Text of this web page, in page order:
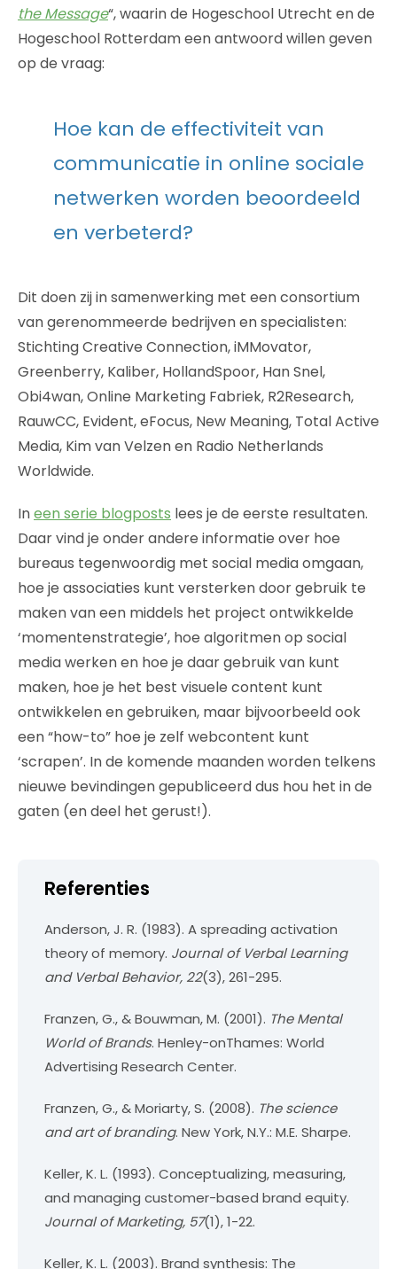
the Message“, waarin de Hogeschool Utrecht en de
Hogeschool Rotterdam een antwoord willen geven
op de vraag:
Hoe kan de effectiviteit van
communicatie in online sociale
netwerken worden beoordeeld
en verbeterd?
Dit doen zij in samenwerking met een consortium
van gerenommeerde bedrijven en specialisten:
Stichting Creative Connection, iMMovator,
Greenberry, Kaliber, HollandSpoor, Han Snel,
Obi4wan, Online Marketing Fabriek, R2Research,
RauwCC, Evident, eFocus, New Meaning, Total Active
Media, Kim van Velzen en Radio Netherlands
Worldwide.
Ineen serie blogposts lees je de eerste resultaten.
Daar vind je onder andere informatie over hoe
bureaus tegenwoordig met social media omgaan,
hoe je associaties kunt versterken door gebruik te
maken van een middels het project ontwikkelde
‘momentenstrategie’, hoe algoritmen op social
media werken en hoe je daar gebruik van kunt
maken, hoe je het best visuele content kunt
ontwikkelen en gebruiken, maar bijvoorbeeld ook
een “how-to” hoe je zelf webcontent kunt
‘scrapen’. In de komende maanden worden telkens
nieuwe bevindingen gepubliceerd dus hou het in de
gaten (en deel het gerust!).
Referenties
Anderson, J. R. (1983). A spreading activation
theory of memory. Journal of Verbal Learning
and Verbal Behavior, 22(3), 261-295.
Franzen, G., & Bouwman, M. (2001). The Mental
World of Brands. Henley-onThames: World
Advertising Research Center.
Franzen, G., & Moriarty, S. (2008). The science
and art of branding. New York, N.Y.: M.E. Sharpe.
Keller, K. L. (1993). Conceptualizing, measuring,
and managing customer-based brand equity.
Journal of Marketing, 57(1), 1-22.
Keller, K. L. (2003). Brand synthesis: The